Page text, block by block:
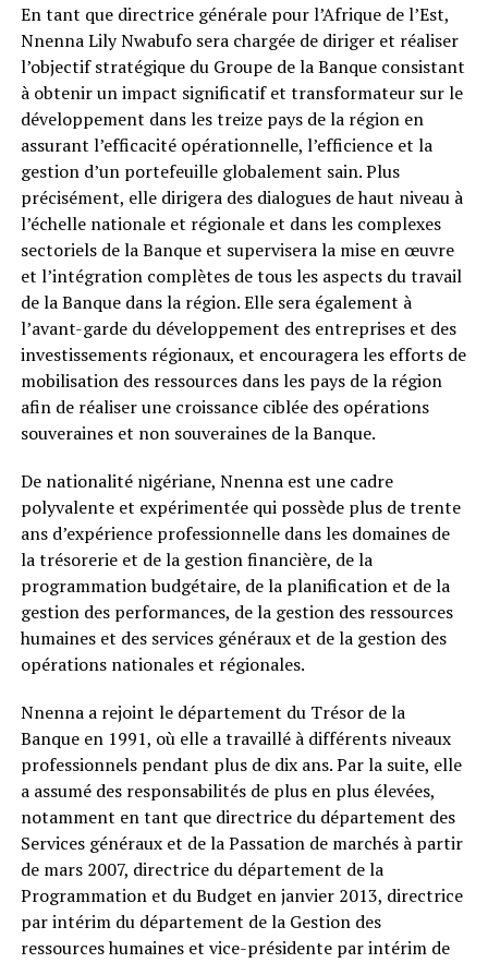
En tant que directrice générale pour l’Afrique de l’Est,
Nnenna Lily Nwabufo sera chargée de diriger et réaliser
l’objectif stratégique du Groupe de la Banque consistant
à obtenir un impact significatif et transformateur sur le
développement dans les treize pays de la région en
assurant l’efficacité opérationnelle, l’efficience et la
gestion d’un portefeuille globalement sain. Plus
précisément, elle dirigera des dialogues de haut niveau à
l’échelle nationale et régionale et dans les complexes
sectoriels de la Banque et supervisera la mise en œuvre
et l’intégration complètes de tous les aspects du travail
de la Banque dans la région. Elle sera également à
l’avant-garde du développement des entreprises et des
investissements régionaux, et encouragera les efforts de
mobilisation des ressources dans les pays de la région
afin de réaliser une croissance ciblée des opérations
souveraines et non souveraines de la Banque.
De nationalité nigériane, Nnenna est une cadre
polyvalente et expérimentée qui possède plus de trente
ans d’expérience professionnelle dans les domaines de
la trésorerie et de la gestion financière, de la
programmation budgétaire, de la planification et de la
gestion des performances, de la gestion des ressources
humaines et des services généraux et de la gestion des
opérations nationales et régionales.
Nnenna a rejoint le département du Trésor de la
Banque en 1991, où elle a travaillé à différents niveaux
professionnels pendant plus de dix ans. Par la suite, elle
a assumé des responsabilités de plus en plus élevées,
notamment en tant que directrice du département des
Services généraux et de la Passation de marchés à partir
de mars 2007, directrice du département de la
Programmation et du Budget en janvier 2013, directrice
par intérim du département de la Gestion des
ressources humaines et vice-présidente par intérim de